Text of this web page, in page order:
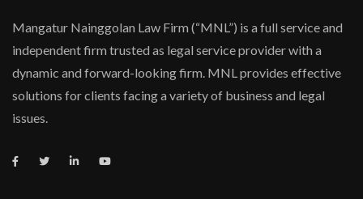
Mangatur Nainggolan Law Firm (“MNL”) is a full service and
independent firm trusted as legal service provider with a
dynamic and forward-looking firm. MNL provides effective
solutions for clients facing a variety of business and legal
issues.